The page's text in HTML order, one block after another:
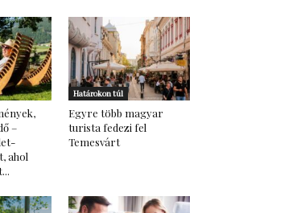
–
ahol
Határokon túl
Egyre több magyar
turista fedezi fel
Temesvárt